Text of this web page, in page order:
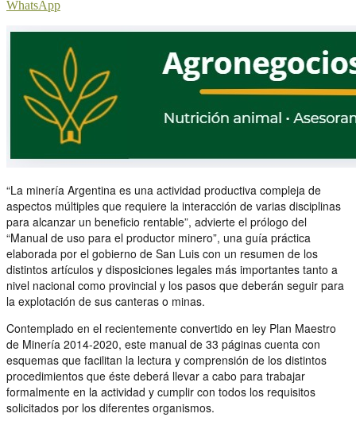
WhatsApp
“La minería Argentina es una actividad productiva compleja de
aspectos múltiples que requiere la interacción de varias disciplinas
para alcanzar un beneficio rentable”, advierte el prólogo del
“Manual de uso para el productor minero”, una guía práctica
elaborada por el gobierno de San Luis con un resumen de los
distintos artículos y disposiciones legales más importantes tanto a
nivel nacional como provincial y los pasos que deberán seguir para
la explotación de sus canteras o minas.
Contemplado en el recientemente convertido en ley Plan Maestro
de Minería 2014-2020, este manual de 33 páginas cuenta con
esquemas que facilitan la lectura y comprensión de los distintos
procedimientos que éste deberá llevar a cabo para trabajar
formalmente en la actividad y cumplir con todos los requisitos
solicitados por los diferentes organismos.